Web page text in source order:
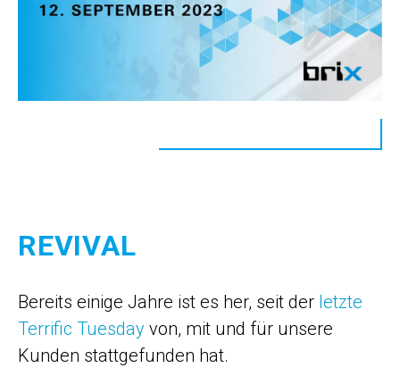
REVIVAL
Bereits einige Jahre ist es her, seit der letzte
Terrific Tuesday von, mit und für unsere
Kunden stattgefunden hat.